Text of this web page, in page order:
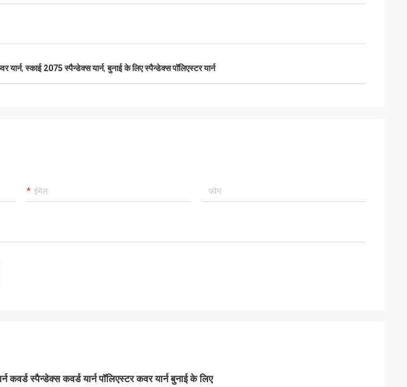
यार्न,स्काई 2075 स्पैन्डेक्स यार्न,बुनाई के लिए स्पैन्डेक्स पॉलिएस्टर यार्न
स्पैन्डेक्स कवर्ड यार्न पॉलिएस्टर कवर यार्न बुनाई के लिए